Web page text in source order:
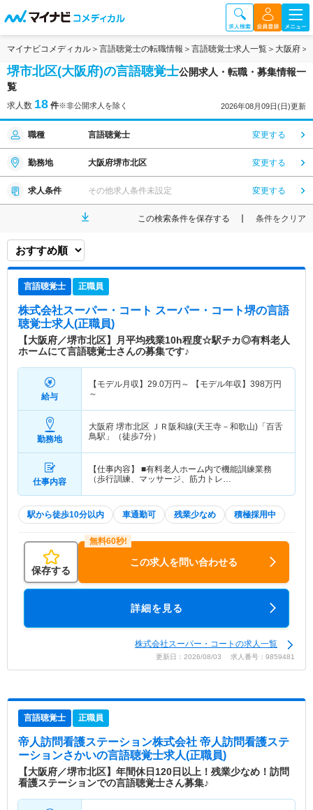
マイナビコメディカル 言語聴覚士の転職情報 言語聴覚士求人一覧 大阪府
堺市北区(大阪府)の言語聴覚士公開求人・転職・募集情報一
覧
求人数 18 件※非公開求人を除く 2026年08月09日(日)更新
職種 言語聴覚士 変更する
勤務地 大阪府堺市北区 変更する
求人条件 その他求人条件未設定 変更する
この検索条件を保存する 条件をクリア
言語聴覚士 正職員
株式会社スーパー・コート スーパー・コート堺の言語
聴覚士求人(正職員)
【大阪府／堺市北区】月平均残業10h程度☆駅チカ◎有料老人
ホームにて言語聴覚士さんの募集です♪
給与
【モデル月収】 29.0万円～ 【モデル年収】 398万円
～
勤務地
大阪府 堺市北区 ＪＲ阪和線(天王寺－和歌山)「百舌
鳥駅」（徒歩7分）
仕事内容
【仕事内容】 ■有料老人ホーム内で機能訓練業務
（歩行訓練、マッサージ、筋力トレ…
駅から徒歩10分以内 車通勤可 残業少なめ 積極採用中
保存する
この求人を問い合わせる
詳細を見る
株式会社スーパー・コートの求人一覧
更新日：2026/08/03 求人番号：9859481
言語聴覚士 正職員
帝人訪問看護ステーション株式会社 帝人訪問看護ステ
ーションさかいの言語聴覚士求人(正職員)
【大阪府／堺市北区】年間休日120日以上！残業少なめ！訪問
看護ステーションでの言語聴覚士さん募集♪